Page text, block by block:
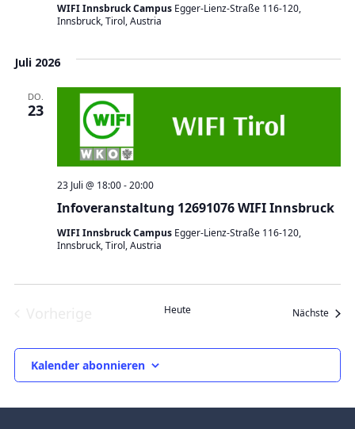
WIFI Innsbruck Campus Egger-Lienz-Straße 116-120,
Innsbruck, Tirol, Austria
Juli 2026
DO.
23
Infoveranstaltung 12691076 WIFI Innsbruck
23 Juli @ 18:00-20:00
WIFI Innsbruck Campus Egger-Lienz-Straße 116-120,
Innsbruck, Tirol, Austria
Heute Nächste
Kalender abonnieren